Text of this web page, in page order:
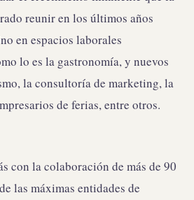
reunir en los últimos años
en espacios laborales
lo es la gastronomía, y nuevos
la consultoría de marketing, la
de ferias, entre otros.
con la colaboración de más de 90
las máximas entidades de